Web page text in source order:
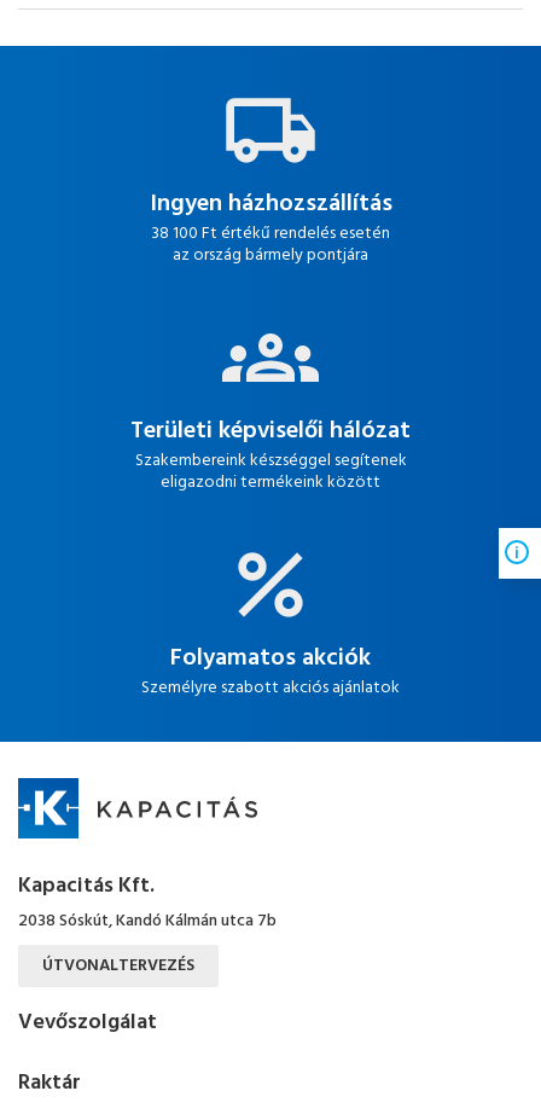
Ingyen házhozszállítás
38 100 Ft értékű rendelés esetén
az ország bármely pontjára
Területi képviselői hálózat
Szakembereink készséggel segítenek
eligazodni termékeink között
Folyamatos akciók
Személyre szabott akciós ajánlatok
Kapacitás Kft.
2038 Sóskút, Kandó Kálmán utca 7b
ÚTVONALTERVEZÉS
Vevőszolgálat
Raktár